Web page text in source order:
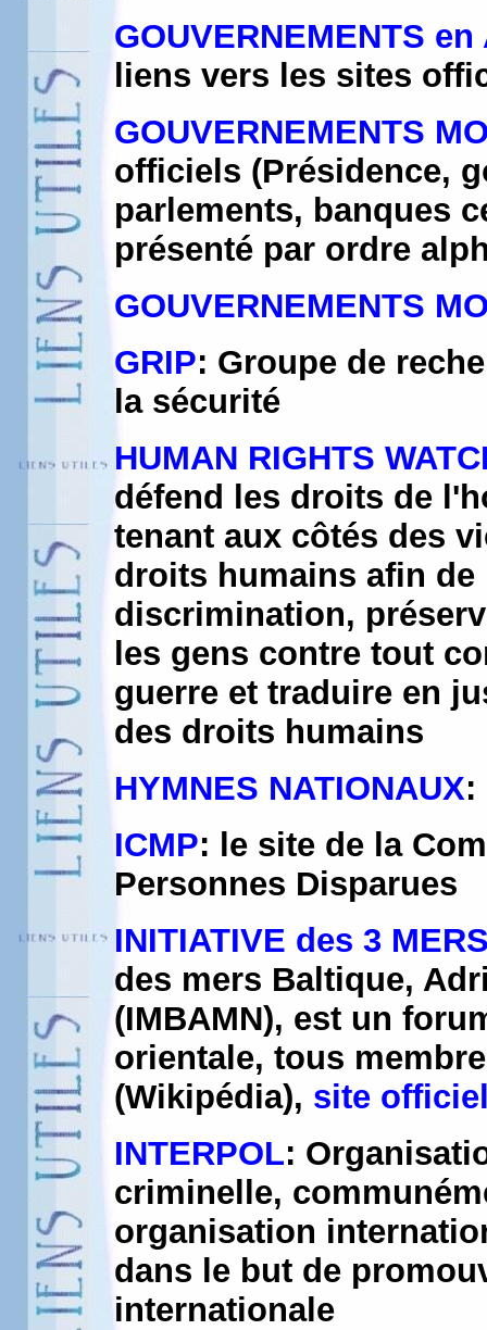
GOUVERNEMENTS
liens vers les sites
GOUVERNEMENTS
officiels (Présidence,
parlements, banques
présenté par ordre
GOUVERNEMENTS
GRIP: Groupe de
la sécurité
HUMAN RIGHTS
défend les droits de
tenant aux côtés des
droits humains afin
discrimination,
les gens contre tout
guerre et traduire en
des droits humains
HYMNES NATIONAUX:
ICMP: le site de la
Personnes Disparues
INITIATIVE des 3
des mers Baltique,
(IMBAMN), est un
orientale, tous
(Wikipédia), site
INTERPOL:
criminelle,
organisation
dans le but de
internationale